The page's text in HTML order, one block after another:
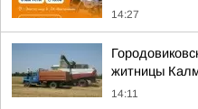
14:27
житницы
14:11